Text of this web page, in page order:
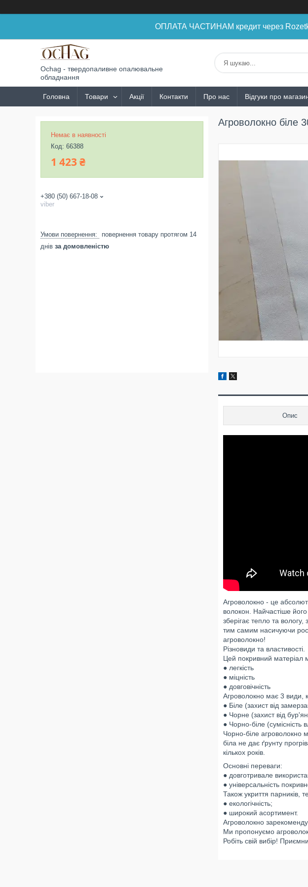
ОПЛАТА ЧАСТИНАМ кредит через
Ochag - твердопаливне опалювальне
обладнання
Головна Товари Акції Контакти Про нас Відгуки про
Агроволокно біле
Опис
Агроволокно - це
волокон. Найчастіше
зберігає тепло та
тим самим насичуючи
агроволокно!
Різновиди та властивості.
Цей покривний матеріал
● легкість
● міцність
● довговічність
Агроволокно має 3 види,
● Біле (захист від
● Чорне (захист від
● Чорно-біле (сумісність
Чорно-біле агроволокно
біла не дає ґрунту
кількох років.
Основні переваги:
● довготривале
● універсальність
Також укриття парників,
● екологічність;
● широкий асортимент.
Агроволокно
Ми пропонуємо
Робіть свій вибір!
Немає в наявності
Код: 66388
1 423 ₴
+380 (50) 667-18-08
viber
повернення товару протягом 14
днів за домовленістю